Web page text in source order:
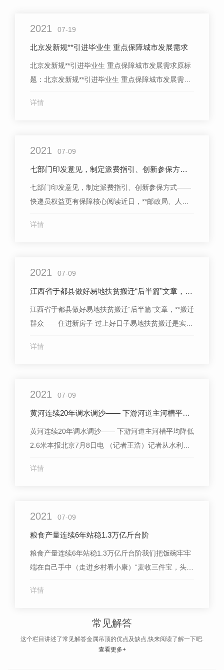
2021 07-19
北京发新规**引进毕业生 重点保障城市发展需求
北京发新规**引进毕业生 重点保障城市发展需求原标
题：北京发新规**引进毕业生 重点保障城市发展需求
布的一份新规明确，**高校硕士及博士毕业生，北京
内。列入**统一...
详情
2021 07-09
七部门印发意见，制定派费指引、创新参保方式——
七部门印发意见，制定派费指引、创新参保方式——
快递员权益更有保障核心阅读近日，**邮政局、人社
保障工作的意见》，保障快递员合法权益：督促企业
策，为快递员织牢保障网；遏制快递企业“以罚...
详情
2021 07-09
江西省于都县做好易地扶贫搬迁“后半篇”文章，**搬迁群众——
江西省于都县做好易地扶贫搬迁“后半篇”文章，**搬迁
群众——住进新房子 过上好日子易地扶贫搬迁是实现
努力，让6500多人搬出大山。搬得出的问题解决了...
详情
2021 07-09
黄河连续20年调水调沙—— 下游河道主河槽平均降低2.6米
黄河连续20年调水调沙—— 下游河道主河槽平均降低
2.6米本报北京7月8日电 （记者王浩）记者从水利部
水调沙水库调度结束，实现了既定各项目标，取得了
水利委员会连续20...
详情
2021 07-09
粮食产量连续6年站稳1.3万亿斤台阶
粮食产量连续6年站稳1.3万亿斤台阶我们把饭碗牢牢
端在自己手中（走进乡村看小康）“麦收三件宝，头
过1000斤，又是一个大丰收！”收上来的30多万斤麦
详情
常见解答
这个栏目讲述了常见解答金属吊顶的优点及缺点,快来阅读了解一下吧.
查看更多+